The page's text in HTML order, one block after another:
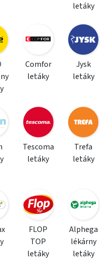
letáky
Comfor
letáky
Jysk
letáky
Tescoma
letáky
Trefa
letáky
FLOP
TOP
letáky
Alphega
lékárny
letáky